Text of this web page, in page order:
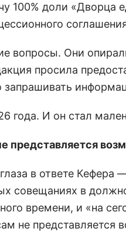
100% доли «Дворца
вопросы. Они
просила
запрашивать
года. И он стал
представляется
в ответе
совещаниях в
времени, и «на
не представляется